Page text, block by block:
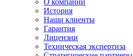
О компании
История
Наши клиенты
Гарантия
Лицензии
Техническая экспертиза